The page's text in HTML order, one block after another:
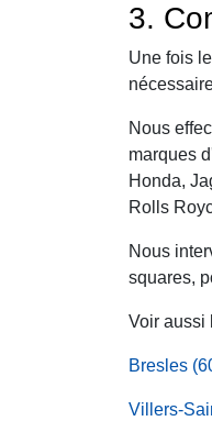
3.
Une fois
Nous
marques
Honda,
Rolls
Nous
squares,
Voir aussi
Bresles
Villers-